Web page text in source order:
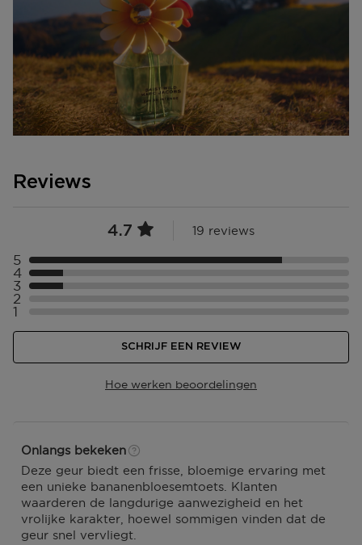
Reviews
4.7 19 reviews
Hoe werken beoordelingen
Selecteer ({numberOfReviews}} met 5 sterren
5
Selecteer ({numberOfReviews}} met 4 sterren
4
Selecteer ({numberOfReviews}} met 3 sterren
3
Selecteer ({numberOfReviews}} met 2 sterren
2
Selecteer ({numberOfReviews}} met 1 sterren
1
SCHRIJF EEN REVIEW
Onlangs bekeken
Deze geur biedt een frisse, bloemige ervaring met
een unieke bananenbloesemtoets. Klanten
waarderen de langdurige aanwezigheid en het
vrolijke karakter, hoewel sommigen vinden dat de
geur snel vervliegt.